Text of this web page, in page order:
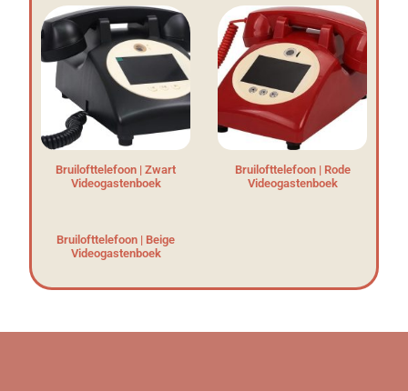
Bruilofttelefoon | Zwart
Videogastenboek
Bruilofttelefoon | Rode
Videogastenboek
Bruilofttelefoon | Beige
Videogastenboek